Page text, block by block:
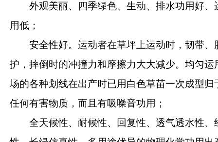
河南钰健新材料有限公司
河南钰健新材料有限公司专注专注于生产塑胶
外观美丽、四季绿色、生动、排水功用好、
用低；
安全性好。运动者在草坪上运动时，韧带、
护，摔倒时的冲撞力和摩擦力大大减少。均匀运
场的各种划线在出产时已用白色草苗一次成型归
任何有害物质，而且有吸噪音功用；
全天候性、耐候性、回复性、透气透水性、